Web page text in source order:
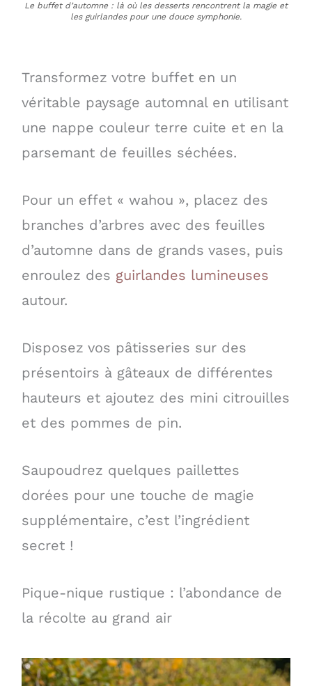
Le buffet d’automne : là où les desserts rencontrent la magie et
les guirlandes pour une douce symphonie.
Transformez votre buffet en un
véritable paysage automnal en utilisant
une nappe couleur terre cuite et en la
parsemant de feuilles séchées.
Pour un effet « wahou », placez des
branches d’arbres avec des feuilles
d’automne dans de grands vases, puis
enroulez des guirlandes lumineuses
autour.
Disposez vos pâtisseries sur des
présentoirs à gâteaux de différentes
hauteurs et ajoutez des mini citrouilles
et des pommes de pin.
Saupoudrez quelques paillettes
dorées pour une touche de magie
supplémentaire, c’est l’ingrédient
secret !
Pique-nique rustique : l’abondance de
la récolte au grand air